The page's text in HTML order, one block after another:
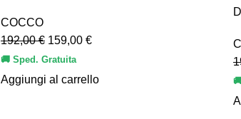
COCCO
192,00€ 159,00 €
🚚 Sped. Gratuita
Aggiungi al carrello